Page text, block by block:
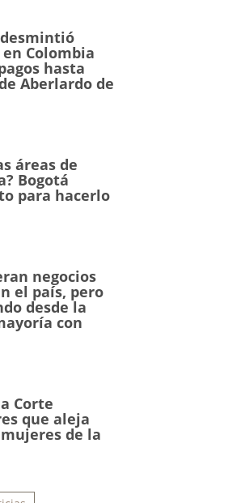
Colombia
hasta
Aberlardo de
áreas de
Bogotá
para hacerlo
negocios
el país, pero
desde la
con
Corte
que aleja
de la